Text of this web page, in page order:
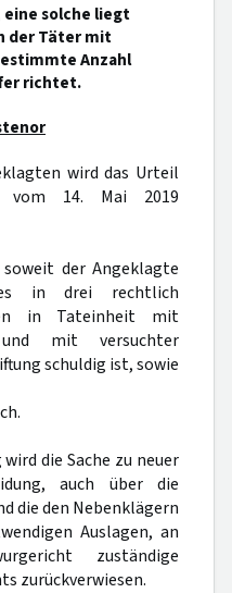
solche liegt
der Täter mit
Anzahl
richtet.
wird das Urteil
vom 14. Mai 2019
der Angeklagte
in drei rechtlich
in Tateinheit mit
mit versuchter
schuldig ist, sowie
die Sache zu neuer
auch über die
die den Nebenklägern
Auslagen, an
zuständige
zurückverwiesen.